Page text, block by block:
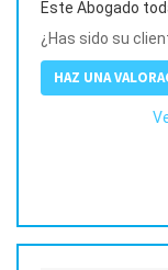
Este Abogado
¿Has sido su
HAZ UNA